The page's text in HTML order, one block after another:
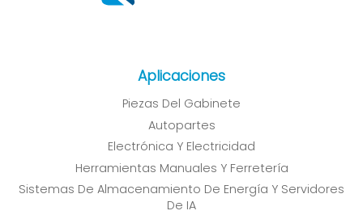
Aplicaciones
Piezas Del Gabinete
Autopartes
Electrónica Y Electricidad
Herramientas Manuales Y Ferretería
Sistemas De Almacenamiento De Energía Y Servidores
De IA